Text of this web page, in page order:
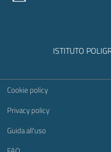
ISTITUTO
Sezione Link Utili
Cookie policy
Privacy policy
Guida all'uso